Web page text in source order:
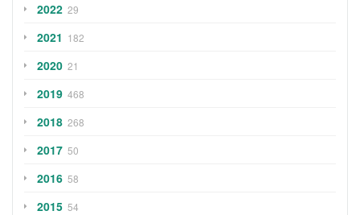
2022 29
2021 182
2020 21
2019 468
2018 268
2017 50
2016 58
2015 54